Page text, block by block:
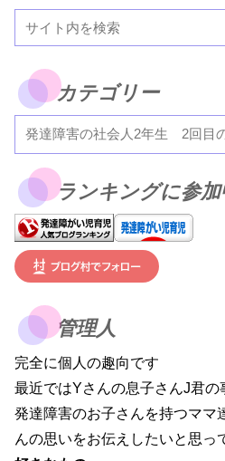
カテゴリー
ランキングに参
管理人
完全に個人の趣向です
最近ではYさんの息子さんJ君
発達障害のお子さんを持つママ
んの思いをお伝えしたいと思っ